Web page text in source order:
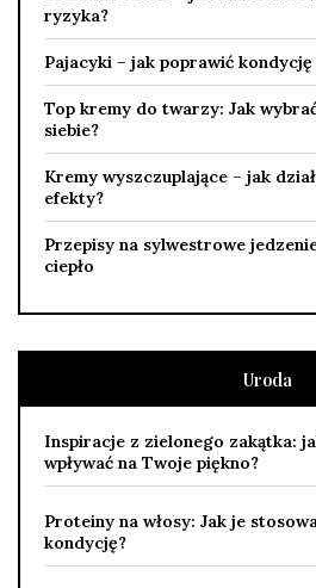
ryzyka?
Pajacyki – jak poprawić
Top kremy do twarzy: Jak
siebie?
Kremy wyszczuplające – jak
efekty?
Przepisy na sylwestrowe
ciepło
Uroda
Inspiracje z zielonego zakątka:
wpływać na Twoje piękno?
Proteiny na włosy: Jak je
kondycję?